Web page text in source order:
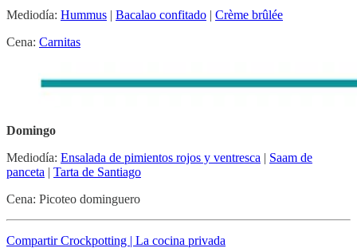
Mediodía: Hummus | Bacalao confitado | Crème brûlée
Cena: Carnitas
Domingo
Mediodía: Ensalada de pimientos rojos y ventresca | Saam de
panceta | Tarta de Santiago
Cena: Picoteo dominguero
Compartir Crockpotting | La cocina privada